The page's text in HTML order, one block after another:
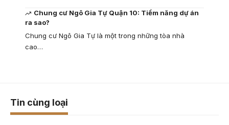
Chung cư Ngô Gia Tự Quận 10: Tiềm năng dự án
ra sao?
Chung cư Ngô Gia Tự là một trong những tòa nhà
cao…
Tin cùng loại